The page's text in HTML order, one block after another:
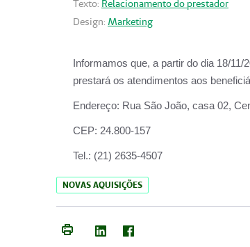
Texto: Relacionamento do prestador
Design: Marketing
Informamos que, a partir do dia 18/11/
prestará os atendimentos aos
Endereço: Rua São João, casa 02,
CEP: 24.800-157
Tel.: (21) 2635-4507
NOVAS AQUISIÇÕES